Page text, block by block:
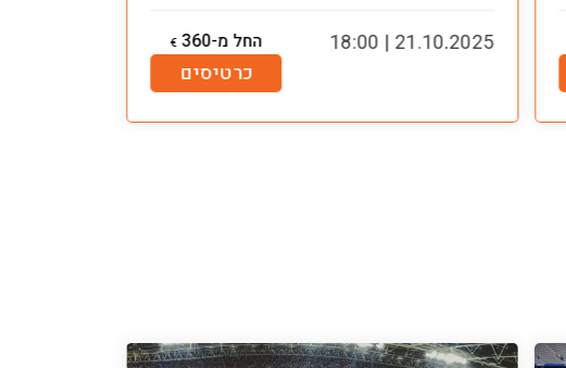
21.10.2025 | 18:00 החל מ-360 €
כרטיסים